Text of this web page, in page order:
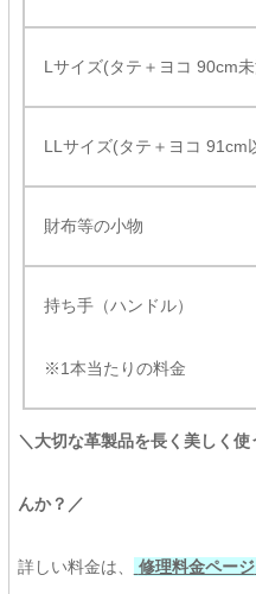
Lサイズ(タテ＋ヨコ 90cm
LLサイズ(タテ＋ヨコ 91cm
財布等の小物
持ち手（ハンドル）
※1本当たりの料金
＼大切な革製品を長く美しく
んか？／
詳しい料金は、 修理料金ページ